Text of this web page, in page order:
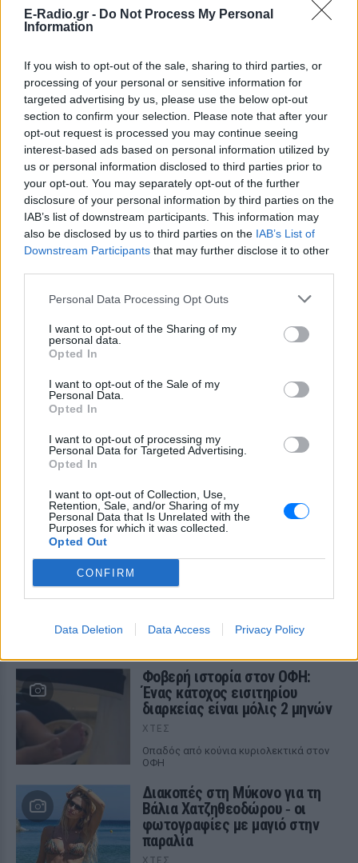
E-Radio.gr - Do Not Process My Personal
Information
If you wish to opt-out of the sale, sharing to third parties, or
processing of your personal or sensitive information for
targeted advertising by us, please use the below opt-out
section to confirm your selection. Please note that after your
opt-out request is processed you may continue seeing
interest-based ads based on personal information utilized by
us or personal information disclosed to third parties prior to
your opt-out. You may separately opt-out of the further
disclosure of your personal information by third parties on the
IAB’s list of downstream participants. This information may
also be disclosed by us to third parties on the IAB’s List of
Downstream Participants that may further disclose it to other
Personal Data Processing Opt Outs
I want to opt-out of the Sharing of my
personal data.
Opted In
I want to opt-out of the Sale of my
Personal Data.
Opted In
I want to opt-out of processing my
Personal Data for Targeted Advertising.
Opted In
I want to opt-out of Collection, Use,
Retention, Sale, and/or Sharing of my
Personal Data that Is Unrelated with the
Purposes for which it was collected.
Opted Out
CONFIRM
Data Deletion Data Access Privacy Policy
Βάλια Χατζηθεοδώρου: Μπικίνι
ΣΉΜΕΡΑ
Η παρουσιάστρια μοιράστηκε στο
Instagram σειρά στιγμιότυπων από τις
καλοκαιρινές της διακοπές στο «νησί
των ανέμων».
Η Γαρυφαλλιά Καληφώνη στην
Πάρο με μαύρο μπικίνι ‑ δείτε
τις πόζες της
ΣΉΜΕΡΑ
Το μοντέλο μοιράστηκε φωτογραφίες
από τις καλοκαιρινές της διακοπές στο
νησί των Κυκλάδων
βράδυ στο νοσοκομείο με ορούς
και αντιβιώσεις»
followers της στο Instagram τις δύσκολες
Ατύχημα για τον Ιβάν Σβιτάιλο στην Κέρκυρα:
«Θα σηκωθώ πιο δυνατός»
ΧΤΕΣ
Φοβερή ιστορία στον ΟΦΗ:
Ένας κάτοχος εισιτηρίου
διαρκείας είναι μόλις 2 μηνών
ΧΤΕΣ
Οπαδός από κούνια κυριολεκτικά στον
ΟΦΗ
Διακοπές στη Μύκονο για τη
Βάλια Χατζηθεοδώρου ‑ οι
φωτογραφίες με μαγιό στην
παραλία
ΧΤΕΣ